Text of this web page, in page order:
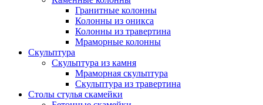
Гранитные колонны
Колонны из оникса
Колонны из травертина
Мраморные колонны
Скульптура
Скульптура из камня
Мраморная скульптура
Скульптура из травертина
Столы стулья скамейки